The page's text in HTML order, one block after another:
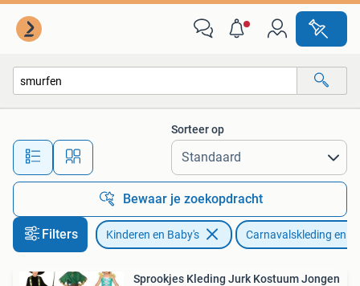
Alle afstanden…
Sorteer op
Bewaar je zoekopdracht
Filters Kinderen en Baby's Carnavalskleding en
Sprookjes Kleding Jurk Kostuum Jongen